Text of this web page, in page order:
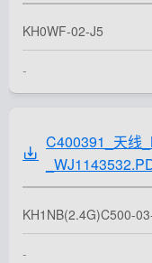
KH0WF-02-J5
-
C400391_天线
KH1NB(2.4G)C500-
-